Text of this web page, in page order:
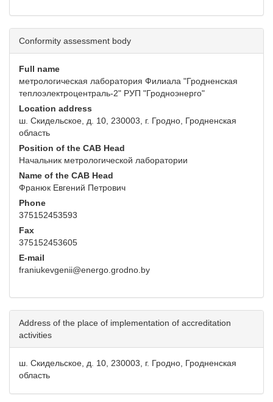
Conformity assessment body
Full name
метрологическая лаборатория Филиала "Гродненская
теплоэлектроцентраль-2" РУП "Гродноэнерго"
Location address
ш. Скидельское, д. 10, 230003, г. Гродно, Гродненская
область
Position of the CAB Head
Начальник метрологической лаборатории
Name of the CAB Head
Франюк Евгений Петрович
Phone
375152453593
Fax
375152453605
E-mail
franiukevgenii@energo.grodno.by
Address of the place of implementation of accreditation
activities
ш. Скидельское, д. 10, 230003, г. Гродно, Гродненская
область